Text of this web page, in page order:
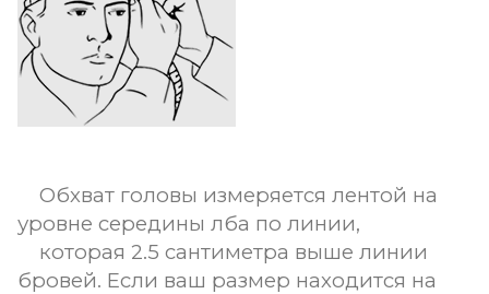
Обхват головы измеряется лентой на
уровне середины лба по линии,
которая 2.5 сантиметра выше линии
бровей. Если ваш размер находится на